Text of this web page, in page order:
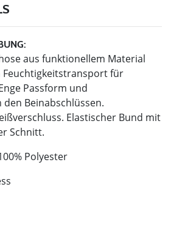
aus funktionellem Material
für
Passform und
den Beinabschlüssen.
Elastischer Bund mit
Schnitt.
Polyester